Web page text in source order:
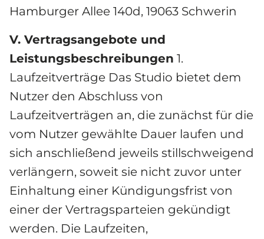
Hamburger Allee 140d, 19063 Schwerin
V. Vertragsangebote und
Leistungsbeschreibungen 1.
Laufzeitverträge Das Studio bietet dem
Nutzer den Abschluss von
Laufzeitverträgen an, die zunächst für die
vom Nutzer gewählte Dauer laufen und
sich anschließend jeweils stillschweigend
verlängern, soweit sie nicht zuvor unter
Einhaltung einer Kündigungsfrist von
einer der Vertragsparteien gekündigt
werden. Die Laufzeiten,